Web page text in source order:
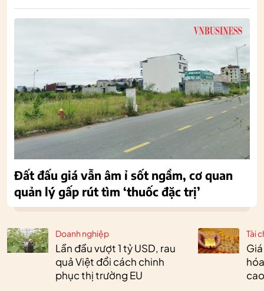
Doanh nghiệp
Lần đầu vượt 1 tỷ USD, rau
quả Việt đổi cách chinh
phục thị trường EU
Tài
Đất đấu giá vẫn âm ỉ sốt ngầm, cơ quan
quản lý gấp rút tìm ‘thuốc đặc trị’